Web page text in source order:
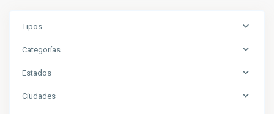
Tipos
Categorías
Estados
Ciudades